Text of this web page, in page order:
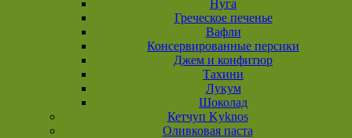
Нуга
Греческое печенье
Вафли
Консервированные персики
Джем и конфитюр
Тахини
Лукум
Шоколад
Кетчуп Kyknos
Оливковая паста